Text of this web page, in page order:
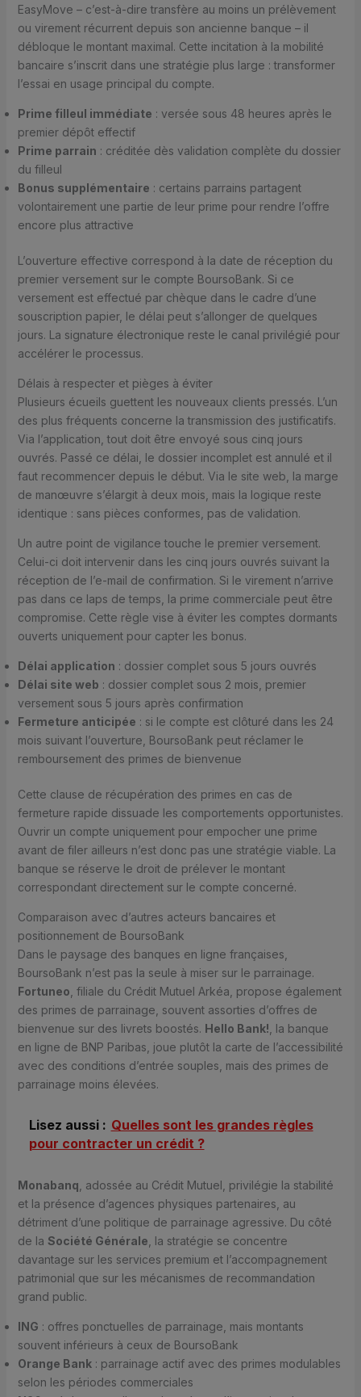
EasyMove – c’est-à-dire transfère au moins un prélèvement
ou virement récurrent depuis son ancienne banque – il
débloque le montant maximal. Cette incitation à la mobilité
bancaire s’inscrit dans une stratégie plus large : transformer
l’essai en usage principal du compte.
Prime filleul immédiate : versée sous 48 heures après le
premier dépôt effectif
Prime parrain : créditée dès validation complète du dossier
du filleul
Bonus supplémentaire : certains parrains partagent
volontairement une partie de leur prime pour rendre l’offre
encore plus attractive
L’ouverture effective correspond à la date de réception du
premier versement sur le compte BoursoBank. Si ce
versement est effectué par chèque dans le cadre d’une
souscription papier, le délai peut s’allonger de quelques
jours. La signature électronique reste le canal privilégié pour
accélérer le processus.
Délais à respecter et pièges à éviter
Plusieurs écueils guettent les nouveaux clients pressés. L’un
des plus fréquents concerne la transmission des justificatifs.
Via l’application, tout doit être envoyé sous cinq jours
ouvrés. Passé ce délai, le dossier incomplet est annulé et il
faut recommencer depuis le début. Via le site web, la marge
de manœuvre s’élargit à deux mois, mais la logique reste
identique : sans pièces conformes, pas de validation.
Un autre point de vigilance touche le premier versement.
Celui-ci doit intervenir dans les cinq jours ouvrés suivant la
réception de l’e-mail de confirmation. Si le virement n’arrive
pas dans ce laps de temps, la prime commerciale peut être
compromise. Cette règle vise à éviter les comptes dormants
ouverts uniquement pour capter les bonus.
Délai application : dossier complet sous 5 jours ouvrés
Délai site web : dossier complet sous 2 mois, premier
versement sous 5 jours après confirmation
Fermeture anticipée : si le compte est clôturé dans les 24
mois suivant l’ouverture, BoursoBank peut réclamer le
remboursement des primes de bienvenue
Cette clause de récupération des primes en cas de
fermeture rapide dissuade les comportements opportunistes.
Ouvrir un compte uniquement pour empocher une prime
avant de filer ailleurs n’est donc pas une stratégie viable. La
banque se réserve le droit de prélever le montant
correspondant directement sur le compte concerné.
Comparaison avec d’autres acteurs bancaires et
positionnement de BoursoBank
Dans le paysage des banques en ligne françaises,
BoursoBank n’est pas la seule à miser sur le parrainage.
Fortuneo , filiale du Crédit Mutuel Arkéa, propose également
des primes de parrainage, souvent assorties d’offres de
bienvenue sur des livrets boostés. Hello Bank! , la banque
en ligne de BNP Paribas, joue plutôt la carte de l’accessibilité
avec des conditions d’entrée souples, mais des primes de
parrainage moins élevées.
Lisez aussi : Quelles sont les grandes règles
pour contracter un crédit ?
Monabanq , adossée au Crédit Mutuel, privilégie la stabilité
et la présence d’agences physiques partenaires, au
détriment d’une politique de parrainage agressive. Du côté
de la Société Générale , la stratégie se concentre
davantage sur les services premium et l’accompagnement
patrimonial que sur les mécanismes de recommandation
grand public.
ING : offres ponctuelles de parrainage, mais montants
souvent inférieurs à ceux de BoursoBank
Orange Bank: parrainage actif avec des primes modulables
selon les périodes commerciales